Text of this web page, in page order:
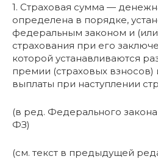
1. Страховая сумма —
определена в порядке,
федеральным законом и
страхования при его
которой устанавливаются
премии (страховых взносов)
выплаты при наступлении
(в ред. Федерального закона
ФЗ)
(см. текст в предыдущей